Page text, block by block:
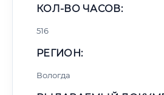
КОЛ-ВО ЧАСОВ:
516
РЕГИОН:
Вологда